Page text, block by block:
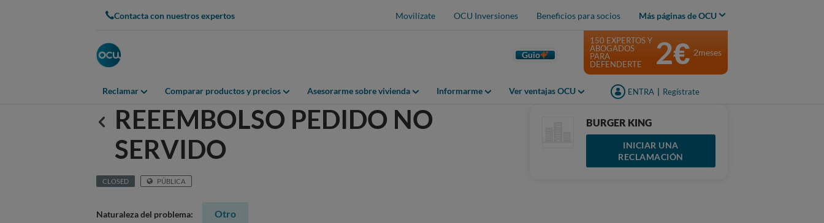
Contacta con nuestros expertos Movilízate OCU Inversiones Beneficios para socios Más páginas de OCU
Guio
Reclamar Comparar productos y precios Asesorarme sobre vivienda Informarme Ver ventajas OCU ENTRA Regístrate
150 EXPERTOS Y
ABOGADOS
PARA
DEFENDERTE
2€ 2meses
Anterior
REEEMBOLSO PEDIDO NO
SERVIDO
CLOSED PÚBLICA
BURGER KING
INICIAR UNA
RECLAMACIÓN
Naturaleza del problema: Otro